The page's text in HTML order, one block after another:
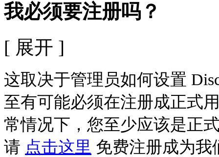
我必须要注册吗？
[ 展开 ]
这取决于管理员如何设置
至有可能必须在注册成正式
常情况下，您至少应该是正
请 点击这里 免费注册成为我